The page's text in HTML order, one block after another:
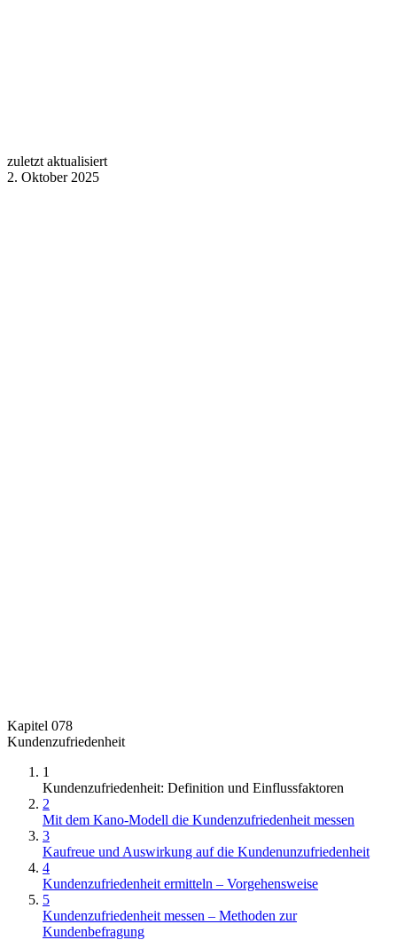
zuletzt aktualisiert
2. Oktober 2025
Kapitel 078
Kundenzufriedenheit
1
Kundenzufriedenheit: Definition und Einflussfaktoren
2
Mit dem Kano-Modell die Kundenzufriedenheit messen
3
Kaufreue und Auswirkung auf die Kundenunzufriedenheit
4
Kundenzufriedenheit ermitteln – Vorgehensweise
5
Kundenzufriedenheit messen – Methoden zur
Kundenbefragung